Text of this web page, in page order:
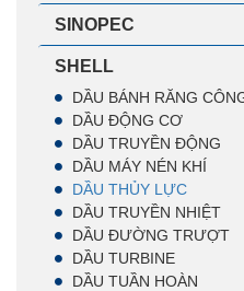
SINOPEC
SHELL
DẦU BÁNH RĂNG
DẦU ĐỘNG CƠ
DẦU TRUYỀN ĐỘNG
DẦU MÁY NÉN KHÍ
DẦU THỦY LỰC
DẦU TRUYỀN NHIỆT
DẦU ĐƯỜNG TRƯỢT
DẦU TURBINE
DẦU TUẦN HOÀN